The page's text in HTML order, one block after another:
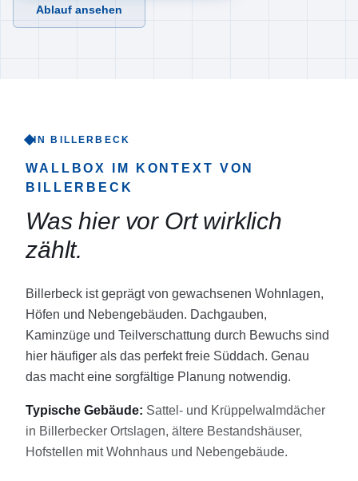
FAQ
Kontakt
Ablauf ansehen
IN BILLERBECK
WALLBOX
IM KONTEXT VON
BILLERBECK
Was hier vor Ort wirklich
zählt.
Billerbeck ist geprägt von gewachsenen Wohnlagen,
Höfen und Nebengebäuden. Dachgauben,
Kaminzüge und Teilverschattung durch Bewuchs sind
hier häufiger als das perfekt freie Süddach. Genau
das macht eine sorgfältige Planung notwendig.
Typische Gebäude: Sattel- und Krüppelwalmdächer
in Billerbecker Ortslagen, ältere Bestandshäuser,
Hofstellen mit Wohnhaus und Nebengebäude.